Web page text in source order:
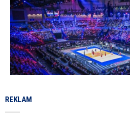
REKLAM